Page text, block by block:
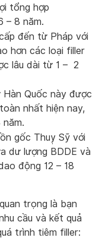
tổng hợp
– 8 năm.
đến từ Pháp với
hơn các loại filler
lâu dài từ 1 – 2
Quốc này được
nhất hiện nay,
gốc Thuỵ Sỹ với
dư lượng BDDE và
động 12 – 18
trọng là bạn
cầu và kết quả
trình tiêm filler: